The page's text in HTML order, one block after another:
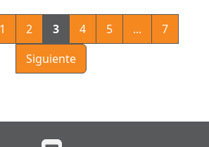
1 2 3 4 5 ...
7
Siguiente